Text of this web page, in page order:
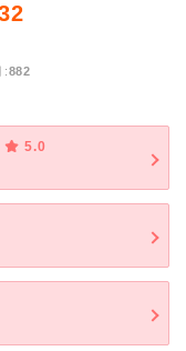
882
5.0